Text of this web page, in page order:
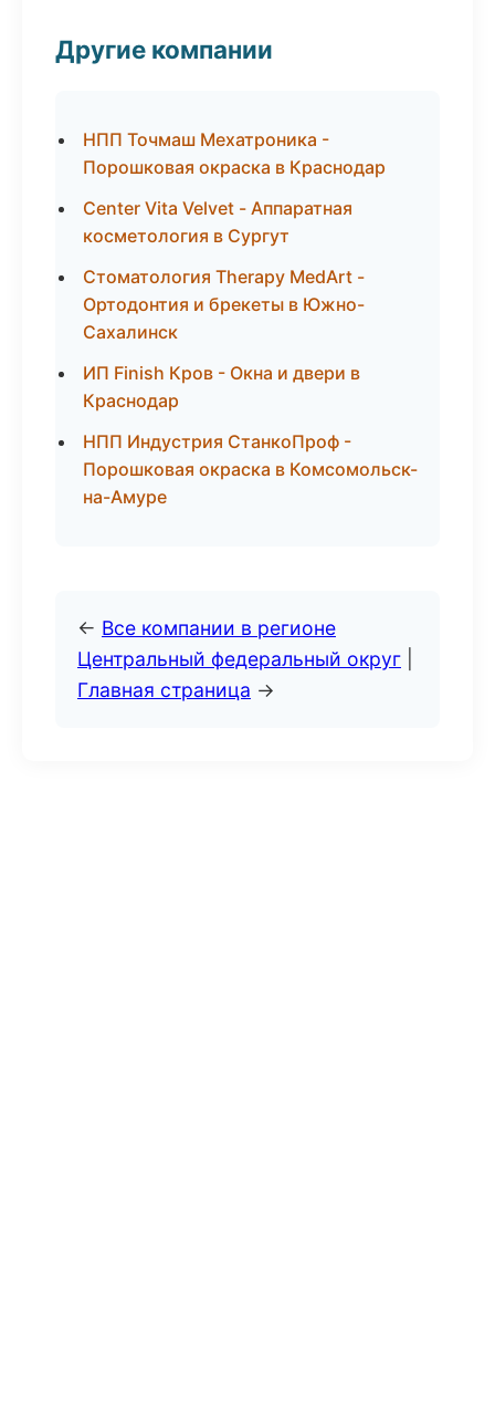
Другие компании
НПП Точмаш Мехатроника -
Порошковая окраска в Краснодар
Center Vita Velvet - Аппаратная
косметология в Сургут
Стоматология Therapy MedArt -
Ортодонтия и брекеты в Южно-
Сахалинск
ИП Finish Кров - Окна и двери в
Краснодар
НПП Индустрия СтанкоПроф -
Порошковая окраска в Комсомольск-
на-Амуре
← Все компании в регионе
Центральный федеральный округ
Главная страница →